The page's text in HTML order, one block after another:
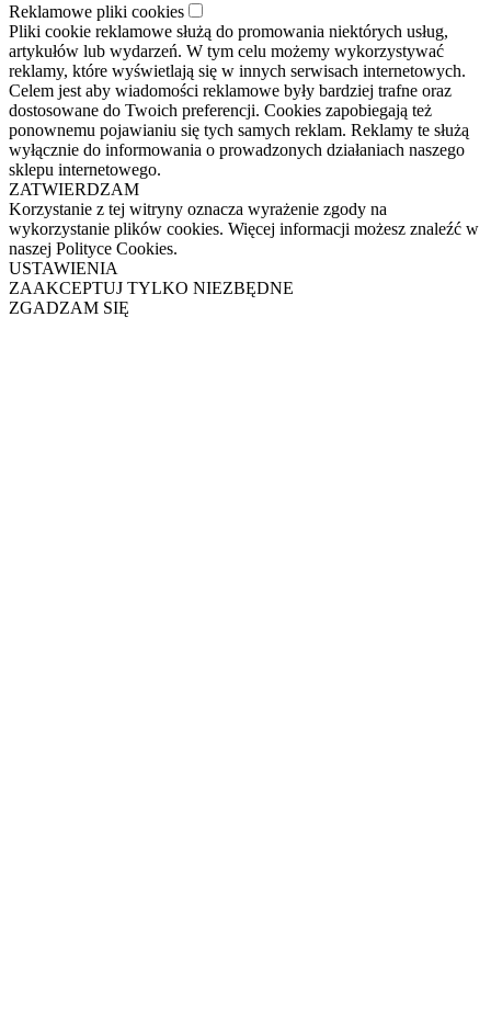
Reklamowe pliki cookies
Pliki cookie reklamowe służą do promowania niektórych usług,
artykułów lub wydarzeń. W tym celu możemy wykorzystywać
reklamy, które wyświetlają się w innych serwisach internetowych.
Celem jest aby wiadomości reklamowe były bardziej trafne oraz
dostosowane do Twoich preferencji. Cookies zapobiegają też
ponownemu pojawianiu się tych samych reklam. Reklamy te służą
wyłącznie do informowania o prowadzonych działaniach naszego
sklepu internetowego.
ZATWIERDZAM
Korzystanie z tej witryny oznacza wyrażenie zgody na
wykorzystanie plików cookies. Więcej informacji możesz znaleźć w
naszej Polityce Cookies.
USTAWIENIA
ZAAKCEPTUJ TYLKO NIEZBĘDNE
ZGADZAM SIĘ